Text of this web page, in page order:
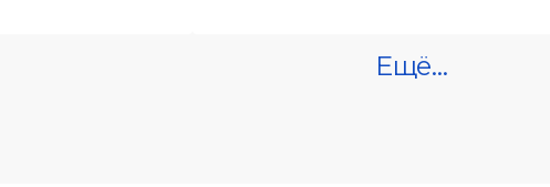
Ещё…